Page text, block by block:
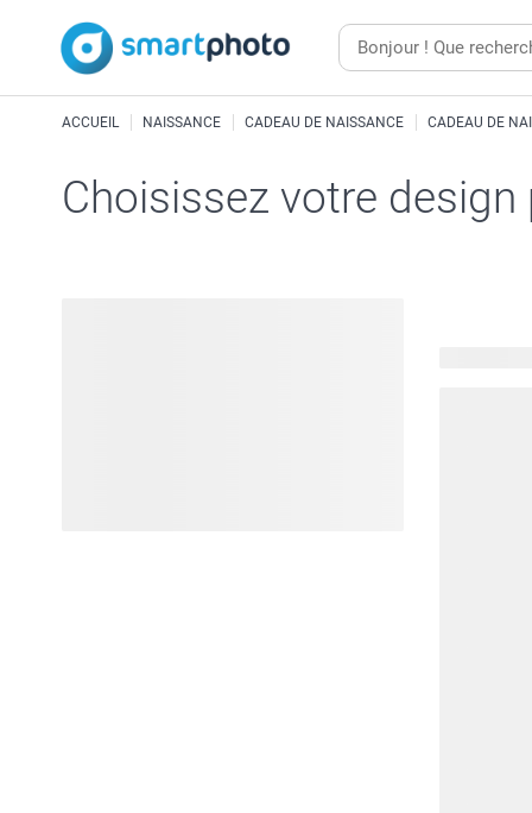
ACCUEIL NAISSANCE CADEAU DE NAISSANCE CADEAU DE
Choisissez votre